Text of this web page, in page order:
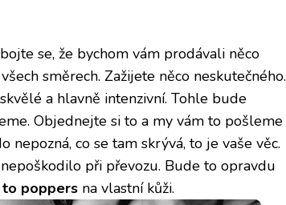
se, že bychom vám prodávali něco
směrech. Zažijete něco neskutečného.
a hlavně intenzivní. Tohle bude
Objednejte si to a my vám to pošleme
nepozná, co se tam skrývá, to je vaše věc.
při převozu. Bude to opravdu
to poppers na vlastní kůži.